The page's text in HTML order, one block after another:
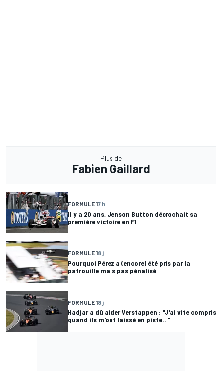
Plus de
Fabien Gaillard
FORMULE 17 h
Il y a 20 ans, Jenson Button décrochait sa
première victoire en F1
FORMULE 18 j
Pourquoi Pérez a (encore) été pris par la
patrouille mais pas pénalisé
FORMULE 18 j
Hadjar a dû aider Verstappen : "J'ai vite compris
quand ils m'ont laissé en piste..."